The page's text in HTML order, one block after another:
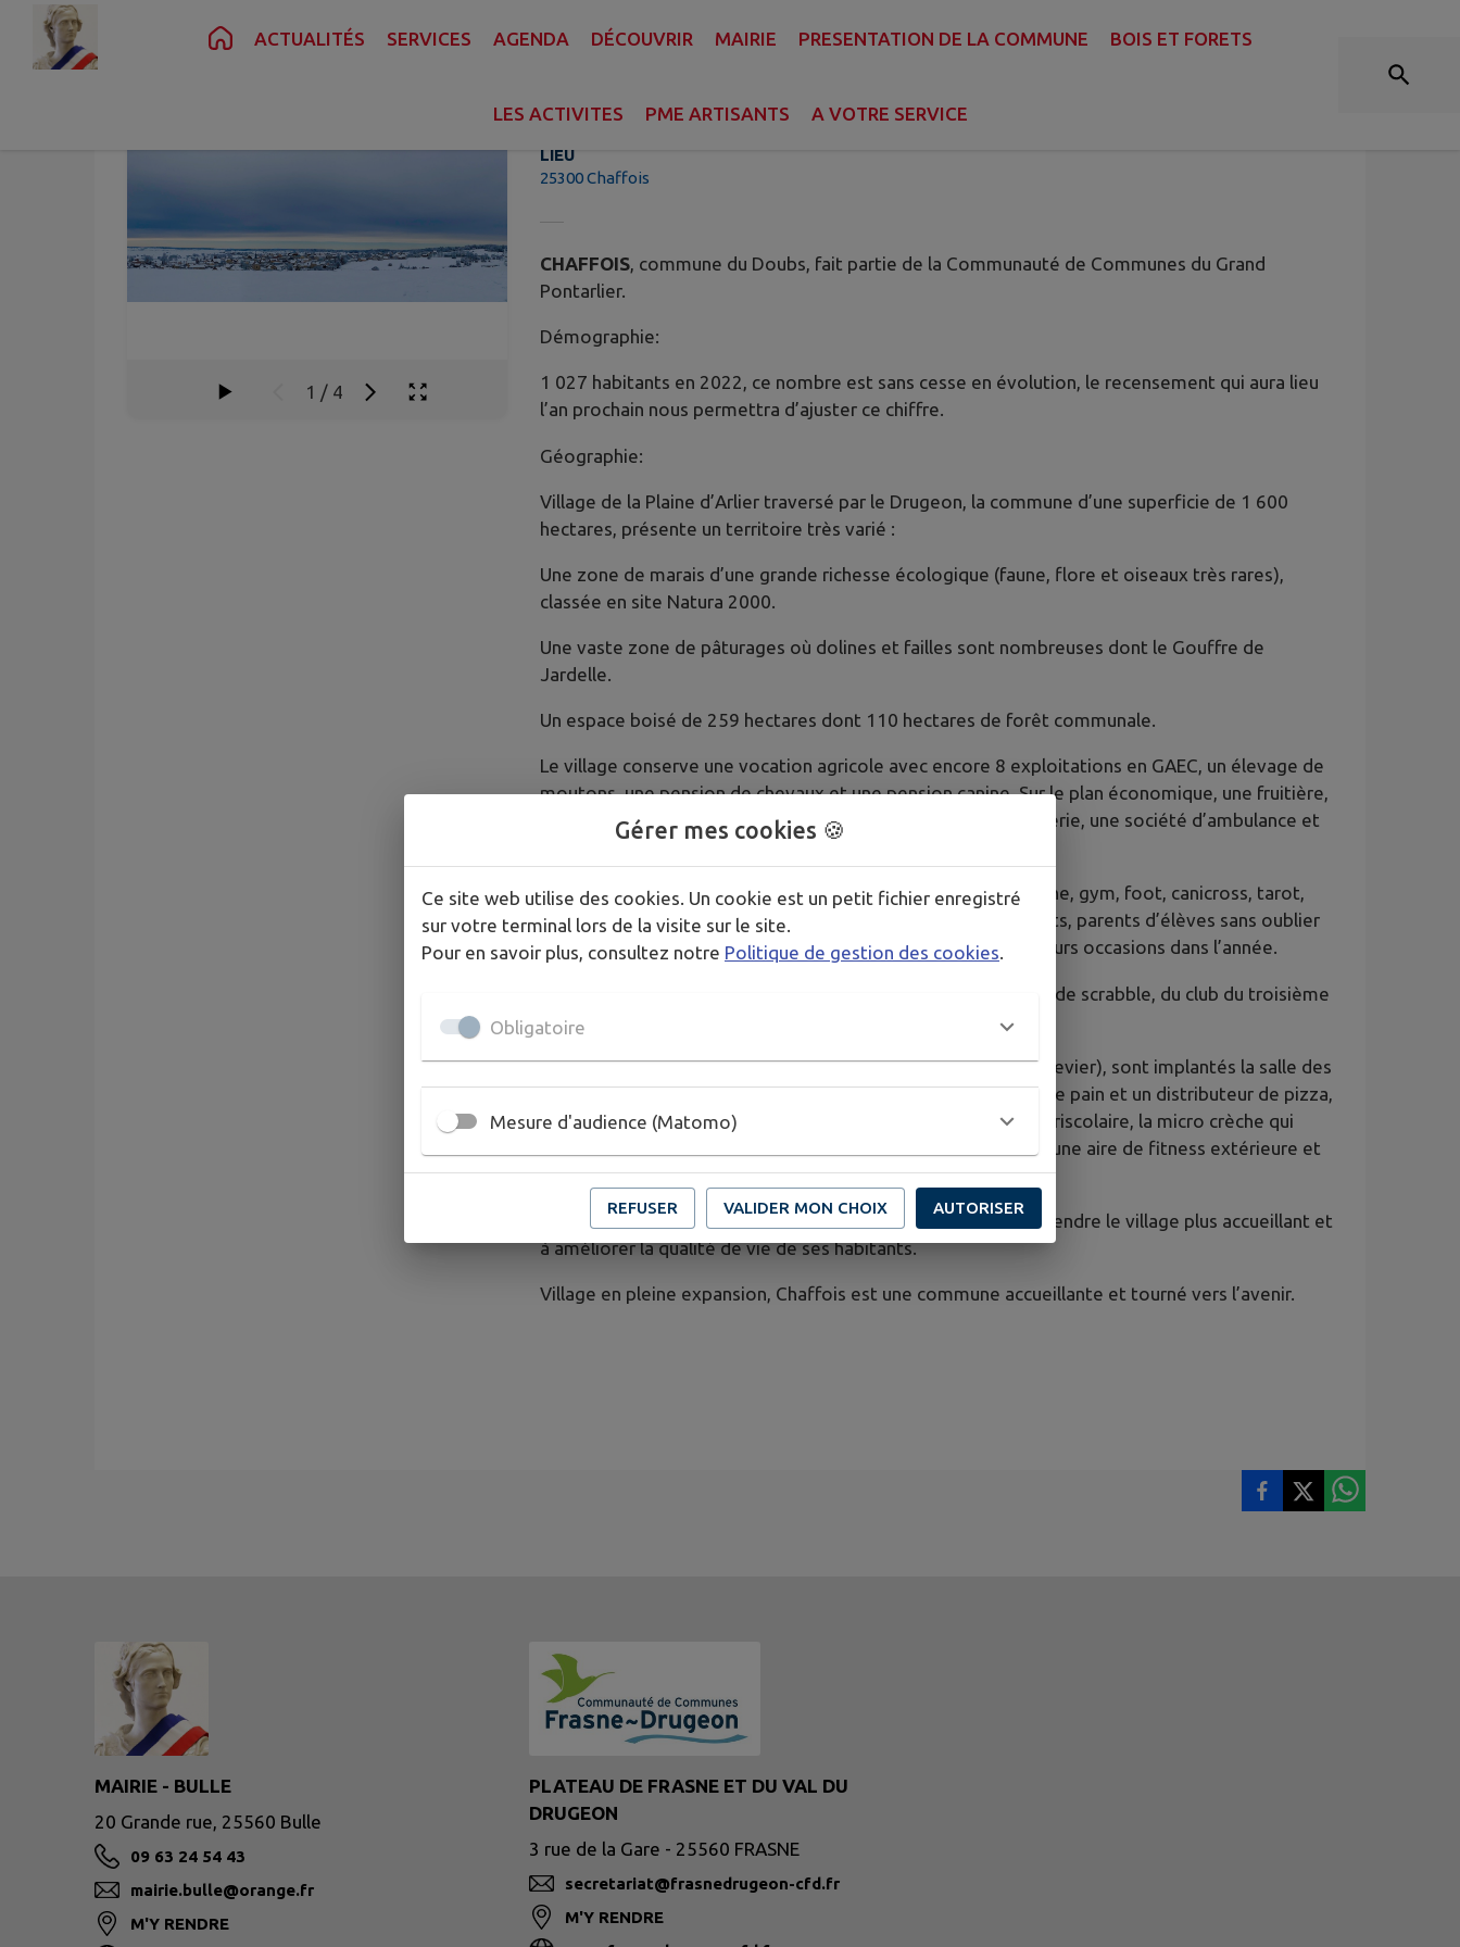
Contenu Recherche Pied de page
ACTUALITÉS SERVICES AGENDA DÉCOUVRIR MAIRIE PRESENTATION DE LA COMMUNE BOIS ET FORETS
LES ACTIVITES PME ARTISANTS A VOTRE SERVICE
1 / 4
LIEU
25300 Chaffois
CHAFFOIS, commune du Doubs, fait partie de la Communauté de Communes du Grand
Pontarlier.
Démographie:
1 027 habitants en 2022, ce nombre est sans cesse en évolution, le recensement qui aura lieu
l’an prochain nous permettra d’ajuster ce chiffre.
Géographie:
Village de la Plaine d’Arlier traversé par le Drugeon, la commune d’une superficie de 1 600
hectares, présente un territoire très varié :
Une zone de marais d’une grande richesse écologique (faune, flore et oiseaux très rares),
classée en site Natura 2000.
Une vaste zone de pâturages où dolines et failles sont nombreuses dont le Gouffre de
Jardelle.
Un espace boisé de 259 hectares dont 110 hectares de forêt communale.
Le village conserve une vocation agricole avec encore 8 exploitations en GAEC, un élevage de
moutons, une pension de chevaux et une pension canine. Sur le plan économique, une fruitière,
la société des carrières de Chaffois, un restaurant, une boucherie, une société d’ambulance et
La vie associative est très dynamique avec des clubs de marche, gym, foot, canicross, tarot,
chant chorale. Les associations de chasse, anciens combattants, parents d’élèves sans oublier
le comité d’animation de Chaffois qui anime le village à plusieurs occasions dans l’année.
Dans la mairie se trouve les locaux de la bibliothèque, du club de scrabble, du club du troisième
âge et du tout nouveau club d’aquariophilie.
Sur la zone de loisirs qui s’étend jusqu’au rond-point (Frasne-Levier), sont implantés la salle des
fêtes devant laquelle viennent d’être installé un distributeur de pain et un distributeur de pizza,
l’école qui comprend 110 élèves répartis en 5 classes et le périscolaire, la micro crèche qui
peut accueillir 12 enfants, les aires de jeux, le terrain de foot, une aire de fitness extérieure et
l’aire multisports.
La Municipalité poursuivra chaque année ses projets visant à rendre le village plus accueillant et
à améliorer la qualité de vie de ses habitants.
Village en pleine expansion, Chaffois est une commune accueillante et tourné vers l’avenir.
MAIRIE - BULLE
20 Grande rue, 25560 Bulle
09 63 24 54 43
mairie.bulle@orange.fr
M'Y RENDRE
PLATEAU DE FRASNE ET DU VAL DU
DRUGEON
3 rue de la Gare - 25560 FRASNE
secretariat@frasnedrugeon-cfd.fr
M'Y RENDRE
Gérer mes cookies 🍪
Ce site web utilise des cookies. Un cookie est un petit fichier enregistré
sur votre terminal lors de la visite sur le site.
Pour en savoir plus, consultez notre Politique de gestion des cookies.
Obligatoire
Mesure d'audience (Matomo)
REFUSER VALIDER MON CHOIX AUTORISER